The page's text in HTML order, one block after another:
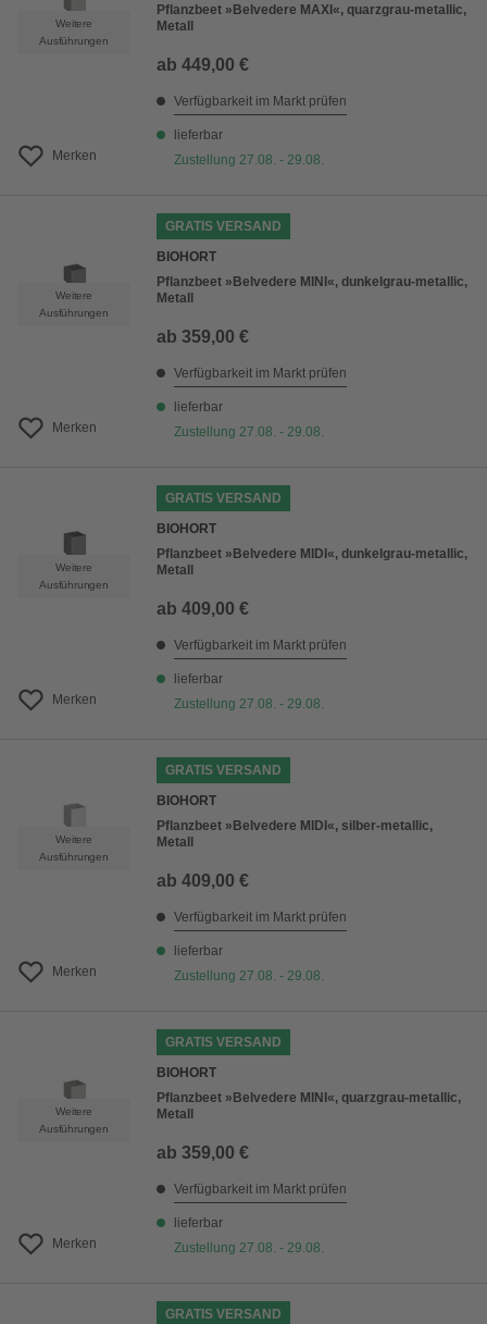
Weitere
Ausführungen
Merken
Pflanzbeet »Belvedere MAXI«, quarzgrau-metallic,
Metall
ab 449,00 €
Verfügbarkeit im Markt prüfen
lieferbar
Zustellung 27.08. - 29.08.
Weitere
Ausführungen
Merken
GRATIS VERSAND
BIOHORT
Pflanzbeet »Belvedere MINI«, dunkelgrau-metallic,
Metall
ab 359,00 €
Verfügbarkeit im Markt prüfen
lieferbar
Zustellung 27.08. - 29.08.
Weitere
Ausführungen
Merken
GRATIS VERSAND
BIOHORT
Pflanzbeet »Belvedere MIDI«, dunkelgrau-metallic,
Metall
ab 409,00 €
Verfügbarkeit im Markt prüfen
lieferbar
Zustellung 27.08. - 29.08.
Weitere
Ausführungen
Merken
GRATIS VERSAND
BIOHORT
Pflanzbeet »Belvedere MIDI«, silber-metallic,
Metall
ab 409,00 €
Verfügbarkeit im Markt prüfen
lieferbar
Zustellung 27.08. - 29.08.
Weitere
Ausführungen
Merken
GRATIS VERSAND
BIOHORT
Pflanzbeet »Belvedere MINI«, quarzgrau-metallic,
Metall
ab 359,00 €
Verfügbarkeit im Markt prüfen
lieferbar
Zustellung 27.08. - 29.08.
GRATIS VERSAND